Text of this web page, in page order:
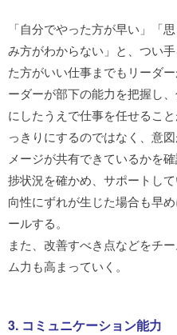
「自分でやった方が早い」「
み方がわからない」と、つい
た方がいい仕事までもリーダ
ーダーが部下の能力を把握し
にしたうえで仕事を任せるこ
っきりにするのではなく、意
メージが共有できているかを
捗状況を確かめ、サポートし
向性にずれが生じた場合も早
ールする。
また、改善すべき点などをチ
ム力も高まっていく。
3. コミュニケーション能力